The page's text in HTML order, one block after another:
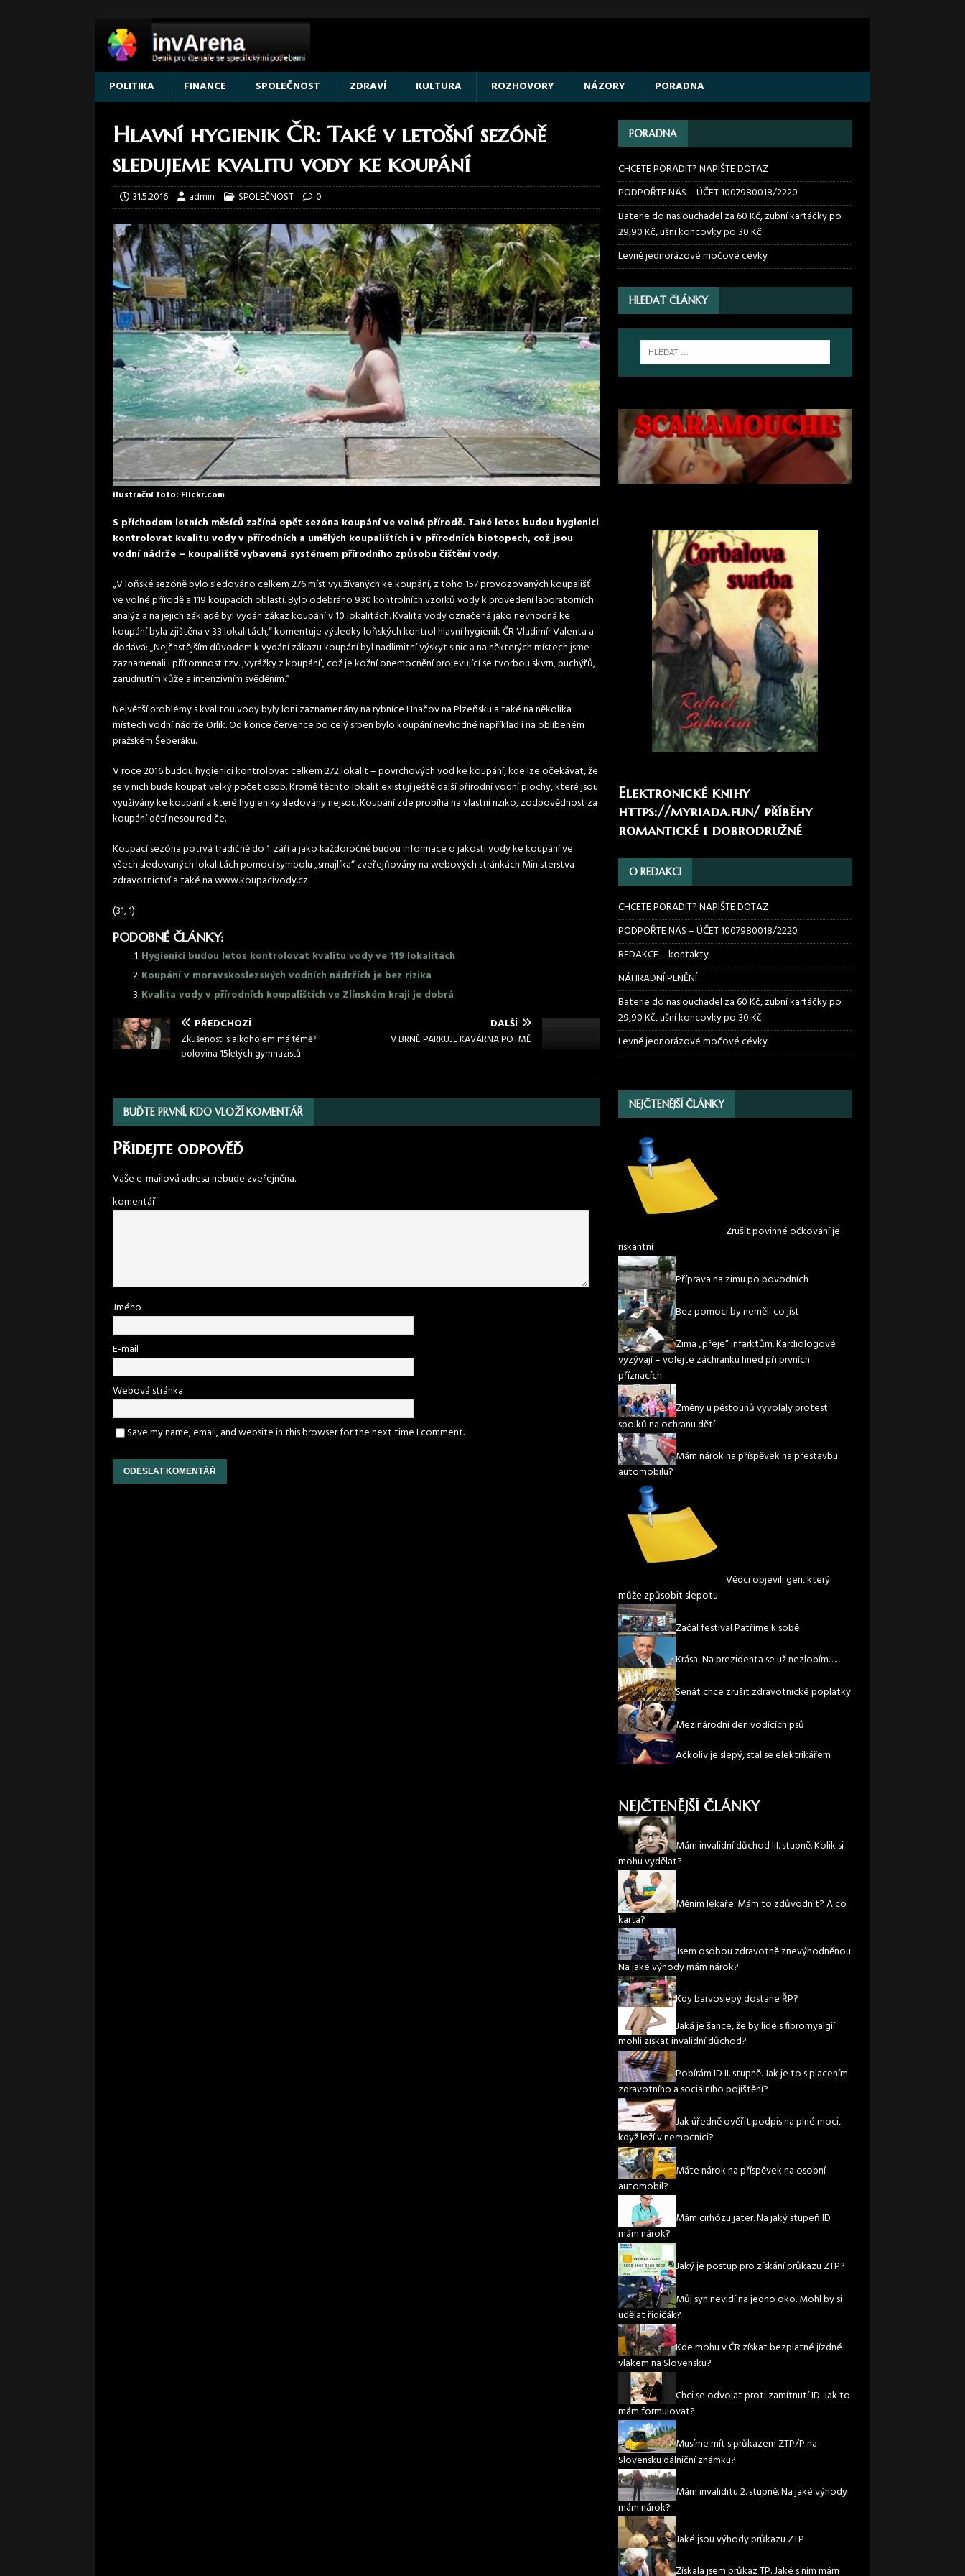
POLITIKA FINANCE SPOLEČNOST ZDRAVÍ KULTURA ROZHOVORY NÁZORY PORADNA
Hlavní hygienik ČR: Také v letošní sezóně
sledujeme kvalitu vody ke koupání
31.5.2016 admin SPOLEČNOST 0
ilustrační foto: Flickr.com
S příchodem letních měsíců začíná opět sezóna koupání ve volné přírodě. Také letos budou hygienici
kontrolovat kvalitu vody v přírodních a umělých koupalištích i v přírodních biotopech, což jsou
vodní nádrže – koupaliště vybavená systémem přírodního způsobu čištění vody.
„V loňské sezóně bylo sledováno celkem 276 míst využívaných ke koupání, z toho 157 provozovaných koupališť
ve volné přírodě a 119 koupacích oblastí. Bylo odebráno 930 kontrolních vzorků vody k provedení laboratorních
analýz a na jejich základě byl vydán zákaz koupání v 10 lokalitách. Kvalita vody označená jako nevhodná ke
koupání byla zjištěna v 33 lokalitách,“ komentuje výsledky loňských kontrol hlavní hygienik ČR Vladimír Valenta a
dodává: „Nejčastějším důvodem k vydání zákazu koupání byl nadlimitní výskyt sinic a na některých místech jsme
zaznamenali i přítomnost tzv. ‚vyrážky z koupání‛, což je kožní onemocnění projevující se tvorbou skvrn, puchýřů,
zarudnutím kůže a intenzivním svěděním.“
Největší problémy s kvalitou vody byly loni zaznamenány na rybníce Hnačov na Plzeňsku a také na několika
místech vodní nádrže Orlík. Od konce července po celý srpen bylo koupání nevhodné například i na oblíbeném
pražském Šeberáku.
V roce 2016 budou hygienici kontrolovat celkem 272 lokalit – povrchových vod ke koupání, kde lze očekávat, že
se v nich bude koupat velký počet osob. Kromě těchto lokalit existují ještě další přírodní vodní plochy, které jsou
využívány ke koupání a které hygieniky sledovány nejsou. Koupání zde probíhá na vlastní riziko, zodpovědnost za
koupání dětí nesou rodiče.
Koupací sezóna potrvá tradičně do 1. září a jako každoročně budou informace o jakosti vody ke koupání ve
všech sledovaných lokalitách pomocí symbolu „smajlíka“ zveřejňovány na webových stránkách Ministerstva
zdravotnictví a také na www.koupacivody.cz.
(31, 1)
PODOBNÉ ČLÁNKY:
Hygienici budou letos kontrolovat kvalitu vody ve 119 lokalitách
Koupání v moravskoslezských vodních nádržích je bez rizika
Kvalita vody v přírodních koupalištích ve Zlínském kraji je dobrá
PŘEDCHOZÍ
Zkušenosti s alkoholem má téměř
polovina 15letých gymnazistů
DALŠÍ
V BRNĚ PARKUJE KAVÁRNA POTMĚ
BUĎTE PRVNÍ, KDO VLOŽÍ KOMENTÁŘ
Přidejte odpověď
Vaše e-mailová adresa nebude zveřejněna.
komentář
Jméno
E-mail
Webová stránka
Save my name, email, and website in this browser for the next time I comment.
PORADNA
CHCETE PORADIT? NAPIŠTE DOTAZ
PODPOŘTE NÁS – ÚČET 1007980018/2220
Baterie do naslouchadel za 60 Kč, zubní kartáčky po
29,90 Kč, ušní koncovky po 30 Kč
Levně jednorázové močové cévky
HLEDAT ČLÁNKY
Elektronické knihy
https://myriada.fun/příběhy
romantické i dobrodružné
O REDAKCI
CHCETE PORADIT? NAPIŠTE DOTAZ
PODPOŘTE NÁS – ÚČET 1007980018/2220
REDAKCE – kontakty
NÁHRADNÍ PLNĚNÍ
Baterie do naslouchadel za 60 Kč, zubní kartáčky po
29,90 Kč, ušní koncovky po 30 Kč
Levně jednorázové močové cévky
NEJČTENĚJŠÍ ČLÁNKY
Zrušit povinné očkování je
riskantní
Příprava na zimu po povodních
Bez pomoci by neměli co jíst
Zima „přeje“ infarktům. Kardiologové
vyzývají – volejte záchranku hned při prvních
příznacích
Změny u pěstounů vyvolaly protest
spolků na ochranu dětí
Mám nárok na příspěvek na přestavbu
automobilu?
Vědci objevili gen, který
může způsobit slepotu
Začal festival Patříme k sobě
Krása: Na prezidenta se už nezlobím….
Senát chce zrušit zdravotnické poplatky
Mezinárodní den vodících psů
Ačkoliv je slepý, stal se elektrikářem
NEJČTENĚJŠÍ ČLÁNKY
Mám invalidní důchod III. stupně. Kolik si
mohu vydělat?
Měním lékaře. Mám to zdůvodnit? A co
karta?
Jsem osobou zdravotně znevýhodněnou.
Na jaké výhody mám nárok?
Kdy barvoslepý dostane ŘP?
Jaká je šance, že by lidé s fibromyalgií
mohli získat invalidní důchod?
Pobírám ID II. stupně. Jak je to s placením
zdravotního a sociálního pojištění?
Jak úředně ověřit podpis na plné moci,
když leží v nemocnici?
Máte nárok na příspěvek na osobní
automobil?
Mám cirhózu jater. Na jaký stupeň ID
mám nárok?
Jaký je postup pro získání průkazu ZTP?
Můj syn nevidí na jedno oko. Mohl by si
udělat řidičák?
Kde mohu v ČR získat bezplatné jízdné
vlakem na Slovensku?
Chci se odvolat proti zamítnutí ID. Jak to
mám formulovat?
Musíme mít s průkazem ZTP/P na
Slovensku dálniční známku?
Mám invaliditu 2. stupně. Na jaké výhody
mám nárok?
Jaké jsou výhody průkazu ZTP
Získala jsem průkaz TP. Jaké s ním mám